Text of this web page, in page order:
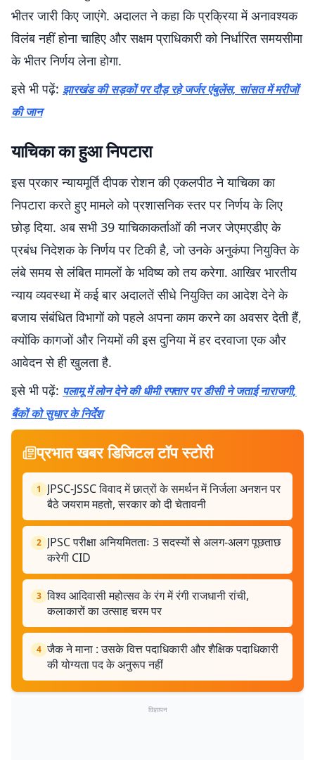
भीतर जारी किए जाएंगे. अदालत ने कहा कि प्रक्रिया में अनावश्यक
विलंब नहीं होना चाहिए और सक्षम प्राधिकारी को निर्धारित समयसीमा
के भीतर निर्णय लेना होगा.
इसे भी पढ़ें: झारखंड की सड़कों पर दौड़ रहे जर्जर एंबुलेंस, सांसत में मरीजों
की जान
याचिका का हुआ निपटारा
इस प्रकार न्यायमूर्ति दीपक रोशन की एकलपीठ ने याचिका का
निपटारा करते हुए मामले को प्रशासनिक स्तर पर निर्णय के लिए
छोड़ दिया. अब सभी 39 याचिकाकर्ताओं की नजर जेएमएडीए के
प्रबंध निदेशक के निर्णय पर टिकी है, जो उनके अनुकंपा नियुक्ति के
लंबे समय से लंबित मामलों के भविष्य को तय करेगा. आखिर भारतीय
न्याय व्यवस्था में कई बार अदालतें सीधे नियुक्ति का आदेश देने के
बजाय संबंधित विभागों को पहले अपना काम करने का अवसर देती हैं,
क्योंकि कागजों और नियमों की इस दुनिया में हर दरवाजा एक और
आवेदन से ही खुलता है.
इसे भी पढ़ें: पलामू में लोन देने की धीमी रफ्तार पर डीसी ने जताई नाराजगी,
बैंकों को सुधार के निर्देश
प्रभात खबर डिजिटल टॉप स्टोरी
1
JPSC-JSSC विवाद में छात्रों के समर्थन में निर्जला अनशन पर
बैठे जयराम महतो, सरकार को दी चेतावनी
2 JPSC परीक्षा अनियमितताः 3 सदस्यों से अलग-अलग पूछताछ
करेगी CID
3 विश्व आदिवासी महोत्सव के रंग में रंगी राजधानी रांची,
कलाकारों का उत्साह चरम पर
4 जैक ने माना : उसके वित्त पदाधिकारी और शैक्षिक पदाधिकारी
की योग्यता पद के अनुरूप नहीं
विज्ञापन